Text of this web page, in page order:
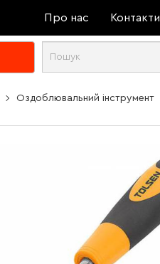
Про нас Контакти
Оздоблювальний інструмент